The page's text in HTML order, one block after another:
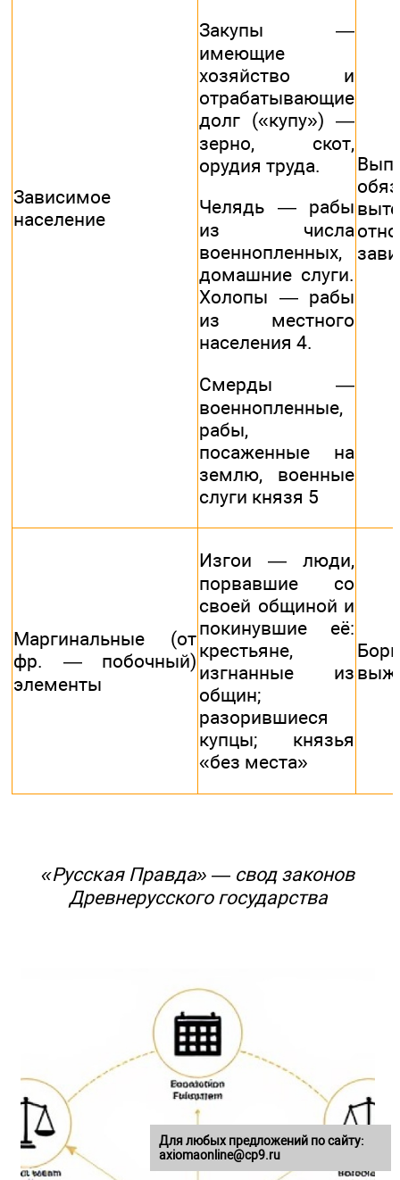
Зависимое
население
Закупы —
имеющие
хозяйство и
отрабатывающие
долг («купу») —
зерно, скот,
орудия труда.
Челядь — рабы
из числа
военнопленных,
домашние слуги.
Холопы — рабы
из местного
населения 4.
Смерды —
военнопленные,
рабы,
посаженные на
землю, военные
слуги князя 5
Маргинальные (от
фр. — побочный)
элементы
Изгои — люди,
порвавшие со
своей общиной и
покинувшие её:
крестьяне,
изгнанные из
общин;
разорившиеся
купцы; князья
«без места»
«Русская Правда» — свод законов
Древнерусского государства
Для любых предложений по сайту:
axiomaonline@cp9.ru